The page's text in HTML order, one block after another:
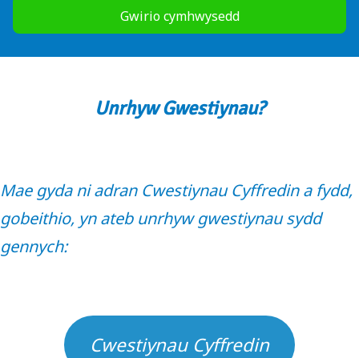
Unrhyw Gwestiynau?
Mae gyda ni adran Cwestiynau Cyffredin a fydd,
gobeithio, yn ateb unrhyw gwestiynau sydd
gennych:
Cwestiynau Cyffredin